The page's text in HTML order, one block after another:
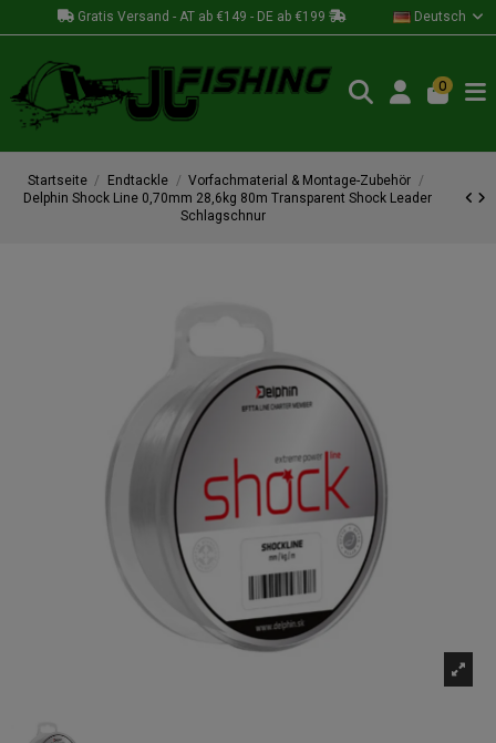
Gratis Versand - AT ab €149 - DE ab €199 Deutsch
0
Startseite Endtackle
Vorfachmaterial & Montage-Zubehör
Delphin Shock Line 0,70mm 28,6kg 80m Transparent Shock Leader
Schlagschnur